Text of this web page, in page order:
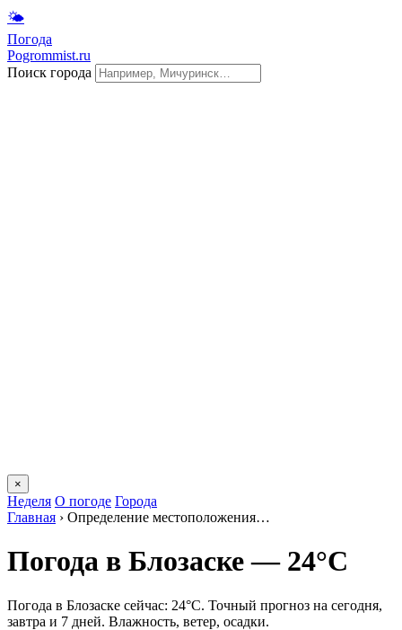
🌤
Погода
Pogrommist.ru
Поиск города
×
Неделя О погоде Города
Главная › Определение местоположения…
Погода в Блозаске — 24°C
Погода в Блозаске сейчас: 24°C. Точный прогноз на сегодня,
завтра и 7 дней. Влажность, ветер, осадки.